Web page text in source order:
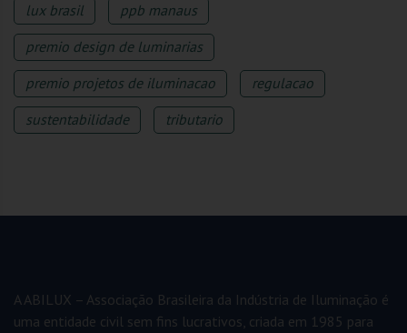
lux brasil
ppb manaus
premio design de luminarias
premio projetos de iluminacao
regulacao
sustentabilidade
tributario
A ABILUX – Associação Brasileira da Indústria de Iluminação é
uma entidade civil sem fins lucrativos, criada em 1985 para